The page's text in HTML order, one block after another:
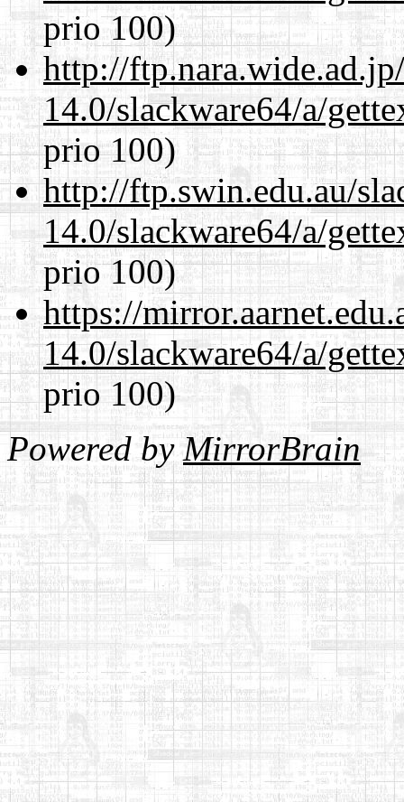
prio 100)
http://
14.0/slackware64/a/
prio 100)
http://ftp.swin.edu.au/
14.0/slackware64/a/
prio 100)
https://
14.0/slackware64/a/
prio 100)
Powered byMirrorBrain